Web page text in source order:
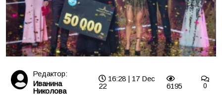
Редактор:
Иванина
Николова
16:28 | 17 Dec
22
6195 0